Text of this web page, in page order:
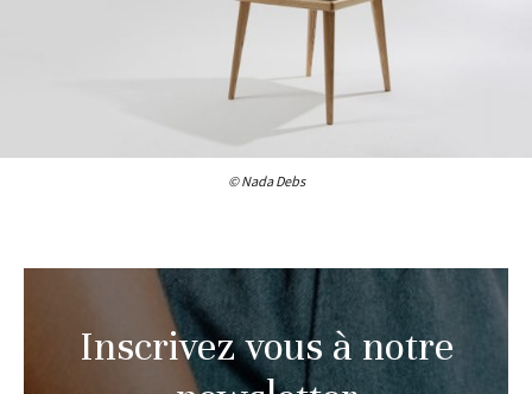
© Nada Debs
Inscrivez vous à notre